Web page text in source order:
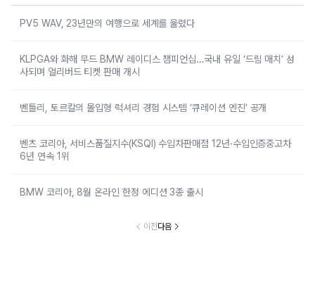
PV5 WAV, 23년만의 여행으로 세계를 울렸다
KLPGA와 화해 무드 BMW 레이디스 챔피언십…국내 유일 ‘드림 매치’ 성
사되며 얼리버드 티켓 판매 개시
벤틀리, 토르칼의 몰입형 럭셔리 경험 시스템 ‘큐레이션 엔진’ 공개
벤츠 코리아, 서비스품질지수(KSQI) 수입차판매점 12년·수입인증중고차
6년 연속 1위
BMW 코리아, 8월 온라인 한정 에디션 3종 출시
이전다음